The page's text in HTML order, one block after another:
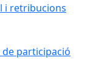
i retribucions
de participació